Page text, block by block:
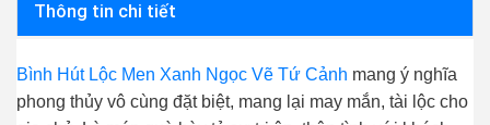
Thông tin chi tiết
Bình Hút Lộc Men Xanh Ngọc Vẽ Tứ Cảnh mang ý nghĩa
phong thủy vô cùng đặt biệt, mang lại may mắn, tài lộc cho